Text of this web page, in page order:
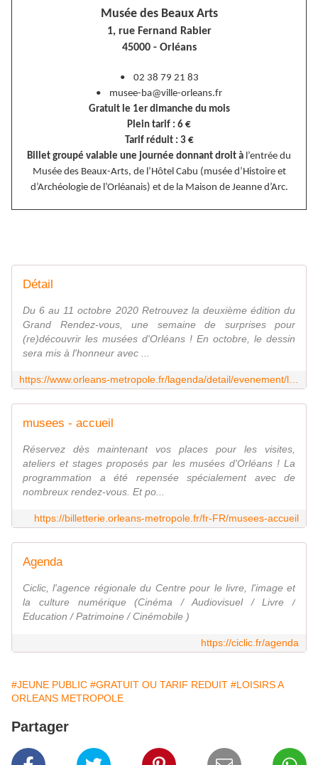
Musée des Beaux Arts
1, rue Fernand Rabier
45000 - Orléans
• 02 38 79 21 83
• musee-ba@ville-orleans.fr
Gratuit le 1er dimanche du mois
Plein tarif : 6 €
Tarif réduit : 3 €
Billet groupé valable une journée donnant droit à l’entrée du
Musée des Beaux-Arts, de l’Hôtel Cabu (musée d’Histoire et
d’Archéologie de l’Orléanais) et de la Maison de Jeanne d’Arc.
Détail
Du 6 au 11 octobre 2020 Retrouvez la deuxième édition du
Grand Rendez-vous, une semaine de surprises pour
(re)découvrir les musées d'Orléans ! En octobre, le dessin
sera mis à l'honneur avec ...
musees - accueil
Réservez dès maintenant vos places pour les visites,
ateliers et stages proposés par les musées d'Orléans ! La
programmation a été repensée spécialement avec de
nombreux rendez-vous. Et po...
https://billetterie.orleans-metropole.fr/fr-FR/musees-accueil
Agenda
Ciclic, l'agence régionale du Centre pour le livre, l'image et
la culture numérique (Cinéma / Audiovisuel / Livre /
Education / Patrimoine / Cinémobile )
https://ciclic.fr/agenda
#JEUNE PUBLIC #GRATUIT OU TARIF REDUIT #LOISIRS A
ORLEANS METROPOLE
Partager